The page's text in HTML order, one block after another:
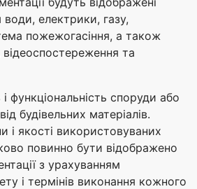
електрики, газу,
пожежогасіння, а також
та
і функціональність споруди або
будівельних матеріалів.
і якості використовуваних
повинно бути відображено
з урахуванням
і термінів виконання кожного